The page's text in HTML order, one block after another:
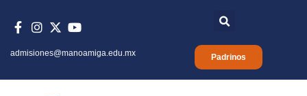
Padrinos
admisiones@manoamiga.edu.mx